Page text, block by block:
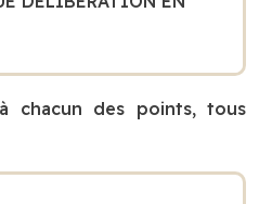
chacun des points, tous